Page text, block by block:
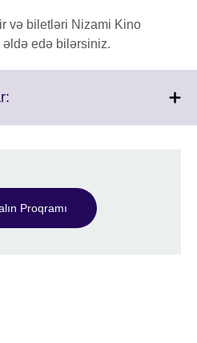
və biletləri Nizami Kino
əldə edə bilərsiniz.
available.
Proqramı